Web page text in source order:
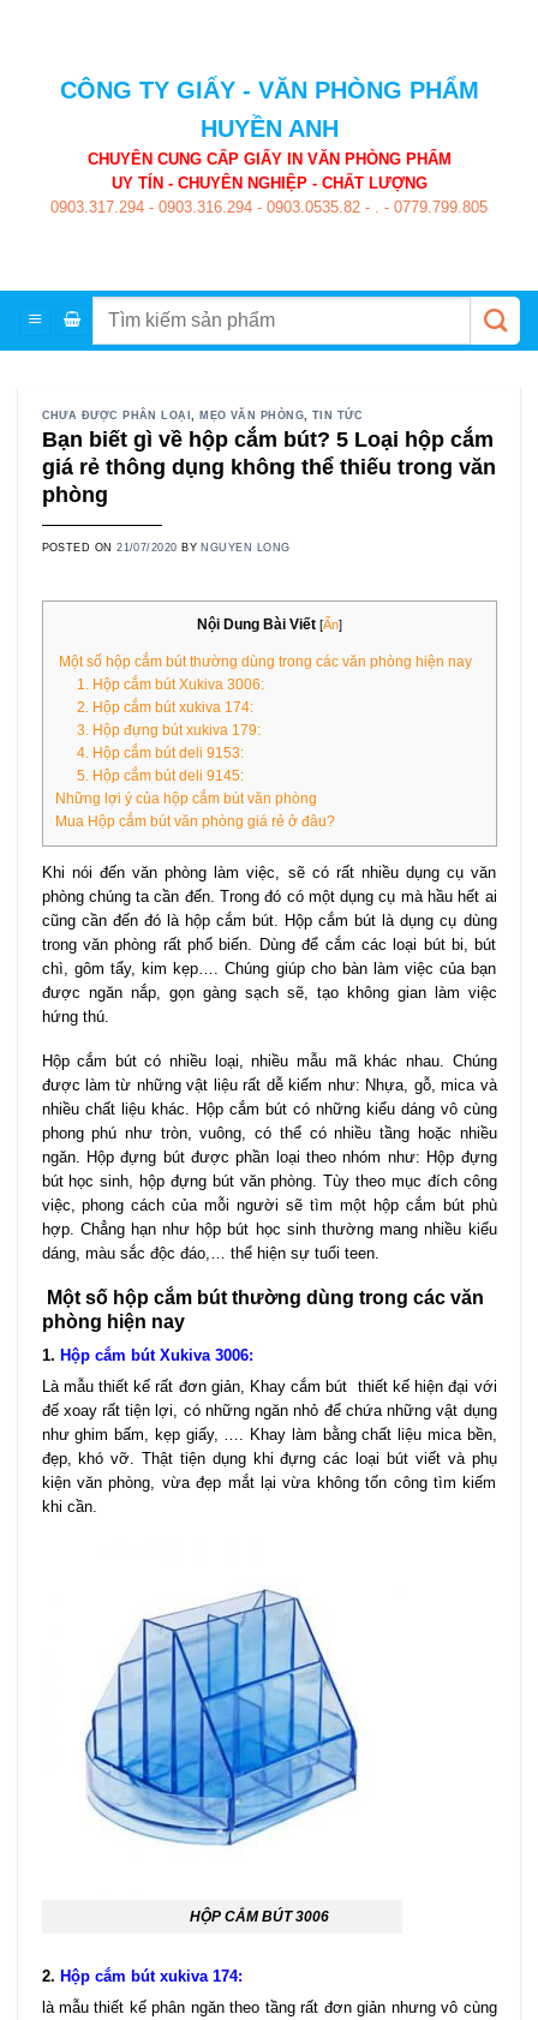
CÔNG TY GIẤY - VĂN PHÒNG PHẨM
HUYỀN ANH
CHUYÊN CUNG CẤP GIẤY IN VĂN PHÒNG PHẨM
UY TÍN - CHUYÊN NGHIỆP - CHẤT LƯỢNG
0903.317.294 - 0903.316.294 - 0903.0535.82 - . - 0779.799.805
CHƯA ĐƯỢC PHÂN LOẠI MẸO VĂN PHÒNG TIN TỨC
Bạn biết gì về hộp cắm bút? 5 Loại hộp cắm
giá rẻ thông dụng không thể thiếu trong văn
phòng
POSTED ON21/07/2020 BY NGUYEN LONG
Nội Dung Bài Viết [Ẩn]
Một số hộp cắm bút thường dùng trong các văn phòng hiện nay
1. Hộp cắm bút Xukiva 3006:
2. Hộp cắm bút xukiva 174:
3. Hộp đựng bút xukiva 179:
4. Hộp cắm bút deli 9153:
5. Hộp cắm bút deli 9145:
Những lợi ý của hộp cắm bút văn phòng
Mua Hộp cắm bút văn phòng giá rẻ ở đâu?
Khi nói đến văn phòng làm việc, sẽ có rất nhiều dụng cụ văn
phòng chúng ta cần đến. Trong đó có một dụng cụ mà hầu hết ai
cũng cần đến đó là hộp cắm bút. Hộp cắm bút là dụng cụ dùng
trong văn phòng rất phổ biến. Dùng để cắm các loại bút bi, bút
chì, gôm tẩy, kim kẹp…. Chúng giúp cho bàn làm việc của bạn
được ngăn nắp, gọn gàng sạch sẽ, tạo không gian làm việc
hứng thú.
Hộp cắm bút có nhiều loại, nhiều mẫu mã khác nhau. Chúng
được làm từ những vật liệu rất dễ kiếm như: Nhựa, gỗ, mica và
nhiều chất liệu khác. Hộp cắm bút có những kiểu dáng vô cùng
phong phú như tròn, vuông, có thể có nhiều tầng hoặc nhiều
ngăn. Hộp đựng bút được phần loại theo nhóm như: Hộp đựng
bút học sinh, hộp đựng bút văn phòng. Tùy theo mục đích công
việc, phong cách của mỗi người sẽ tìm một hộp cắm bút phù
hợp. Chẳng hạn như hộp bút học sinh thường mang nhiều kiểu
dáng, màu sắc độc đáo,… thể hiện sự tuổi teen.
Một số hộp cắm bút thường dùng trong các văn
phòng hiện nay
1. Hộp cắm bút Xukiva 3006:
Là mẫu thiết kế rất đơn giản, Khay cắm bút thiết kế hiện đại với
đế xoay rất tiện lợi, có những ngăn nhỏ để chứa những vật dụng
như ghim bấm, kẹp giấy, …. Khay làm bằng chất liệu mica bền,
đẹp, khó vỡ. Thật tiện dụng khi đựng các loại bút viết và phụ
kiện văn phòng, vừa đẹp mắt lại vừa không tốn công tìm kiếm
khi cần.
HỘP CẮM BÚT 3006
2. Hộp cắm bút xukiva 174:
là mẫu thiết kế phân ngăn theo tầng rất đơn giản nhưng vô cùng